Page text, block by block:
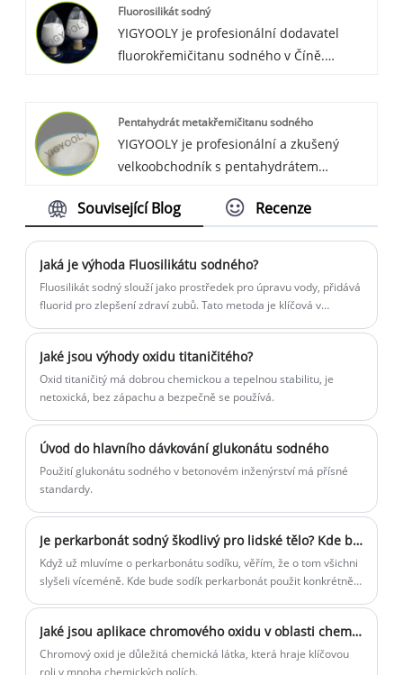
cena je konkurenceschopná, kvalita je
stabilní a vysoká úroveň.
Fluorosilikát sodný
YIGYOOLY je profesionální dodavatel
fluorokřemičitanu sodného v Číně.
Zákazníkům dodáváme stabilní a vysoce
kvalitní, konkurenceschopné ceny.
Pentahydrát metakřemičitanu sodného
YIGYOOLY je profesionální a zkušený
velkoobchodník s pentahydrátem
metasilikátový pentahydrát sodný má
Související Blog Recenze
Jaká je výhoda Fluosilikátu sodného?
Fluosilikát sodný slouží jako prostředek pro úpravu vody, přidává
fluorid pro zlepšení zdraví zubů. Tato metoda je klíčová v
Jaké jsou výhody oxidu titaničitého?
Oxid titaničitý má dobrou chemickou a tepelnou stabilitu, je
netoxická, bez zápachu a bezpečně se používá.
Úvod do hlavního dávkování glukonátu sodného
Použití glukonátu sodného v betonovém inženýrství má přísné
standardy.
Je perkarbonát sodný škodlivý pro lidské tělo? Kde bude v životě použit perkarbonát sodný?
Když už mluvíme o perkarbonátu sodíku, věřím, že o tom všichni
slyšeli víceméně. Kde bude sodík perkarbonát použit konkrétně a
sodný škodlivý pro lidské tělo? Kde bude v životě použit
perkarbonát sodný?
Jaké jsou aplikace chromového oxidu v oblasti chemie?
Chromový oxid je důležitá chemická látka, která hraje klíčovou